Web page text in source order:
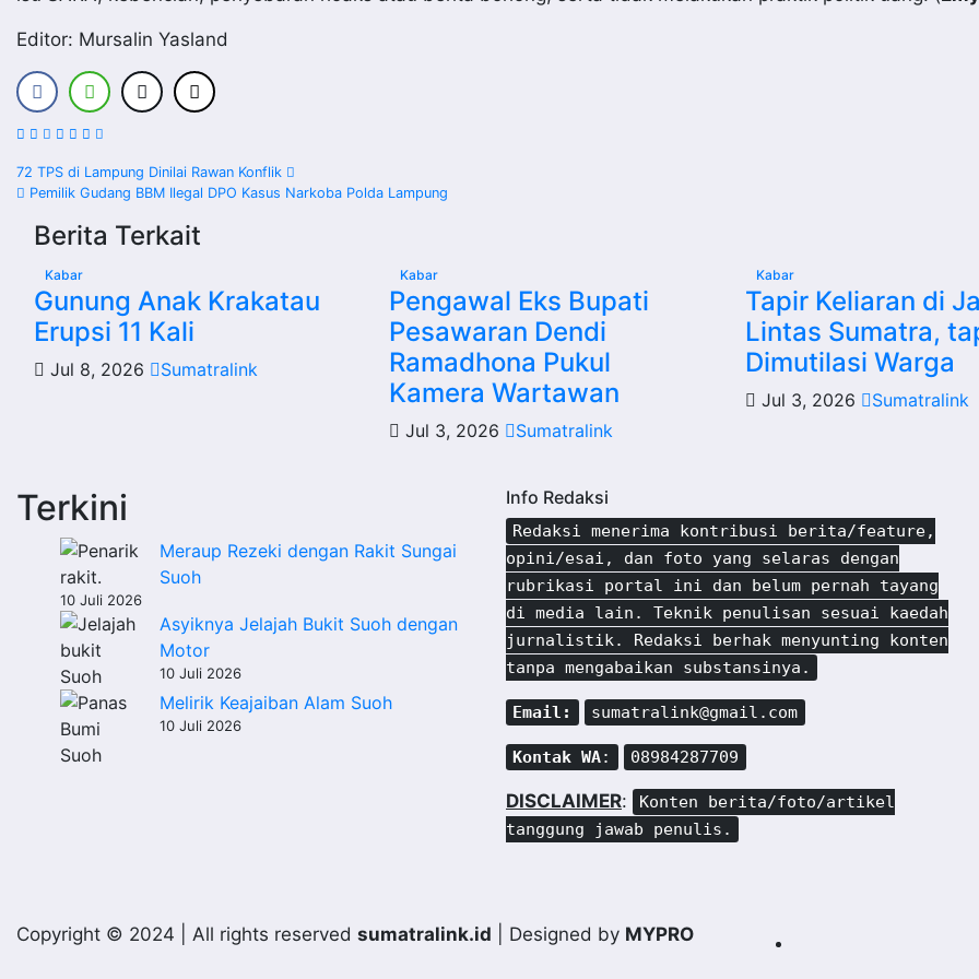
Editor: Mursalin Yasland
Navigasi
pos
72 TPS di Lampung Dinilai Rawan Konflik
Pemilik Gudang BBM Ilegal DPO Kasus Narkoba Polda Lampung
Berita Terkait
Kabar
Gunung Anak Krakatau
Erupsi 11 Kali
Jul 8, 2026 Sumatralink
Kabar
Pengawal Eks Bupati
Pesawaran Dendi
Ramadhona Pukul
Kamera Wartawan
Jul 3, 2026 Sumatralink
Kabar
Tapir Keliaran di
Lintas Sumatra,
Dimutilasi Warga
Jul 3, 2026 Sumatralink
Terkini
Meraup Rezeki dengan Rakit Sungai
Suoh
10 Juli 2026
Asyiknya Jelajah Bukit Suoh dengan
Motor
10 Juli 2026
Melirik Keajaiban Alam Suoh
10 Juli 2026
Info Redaksi
Redaksi menerima kontribusi berita/feature,
opini/esai, dan foto yang selaras dengan
rubrikasi portal ini dan belum pernah tayang
di media lain. Teknik penulisan sesuai kaedah
jurnalistik. Redaksi berhak menyunting konten
tanpa mengabaikan substansinya.
Email: sumatralink@gmail.com
Kontak WA: 08984287709
DISCLAIMER:
Konten berita/foto/artikel
tanggung jawab penulis.
Copyright © 2024 | All rights reserved sumatralink.id | Designed by MYPRO